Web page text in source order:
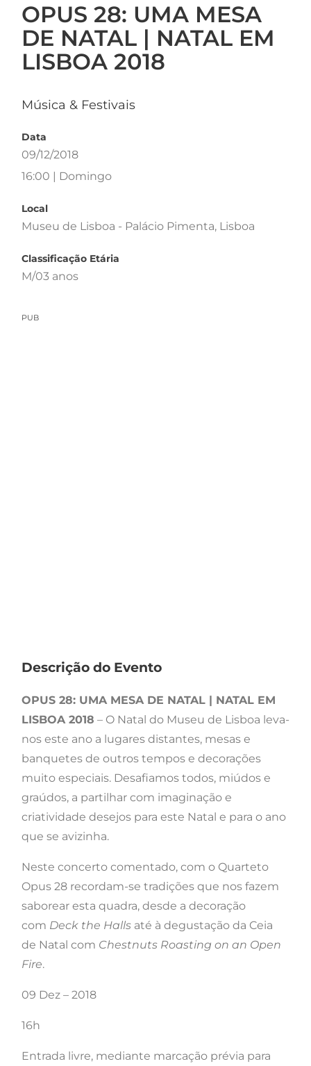
OPUS 28: UMA MESA
DE NATAL | NATAL EM
LISBOA 2018
Música & Festivais
Data
09/12/2018
16:00 | Domingo
Local
Museu de Lisboa - Palácio Pimenta, Lisboa
Classificação Etária
M/03 anos
PUB
Descrição do Evento
OPUS 28: UMA MESA DE NATAL | NATAL EM
LISBOA 2018 – O Natal do Museu de Lisboa leva-
nos este ano a lugares distantes, mesas e
banquetes de outros tempos e decorações
muito especiais. Desafiamos todos, miúdos e
graúdos, a partilhar com imaginação e
criatividade desejos para este Natal e para o ano
que se avizinha.
Neste concerto comentado, com o Quarteto
Opus 28 recordam-se tradições que nos fazem
saborear esta quadra, desde a decoração
com Deck the Halls até à degustação da Ceia
de Natal com Chestnuts Roasting on an Open
Fire.
09 Dez – 2018
16h
Entrada livre, mediante marcação prévia para